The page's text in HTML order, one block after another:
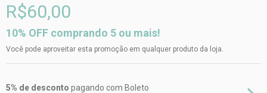
R$60,00
10% OFF comprando 5 ou mais!
Você pode aproveitar esta promoção em qualquer produto da loja.
5% de desconto pagando com Boleto